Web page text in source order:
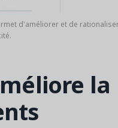
d'améliorer et de
la